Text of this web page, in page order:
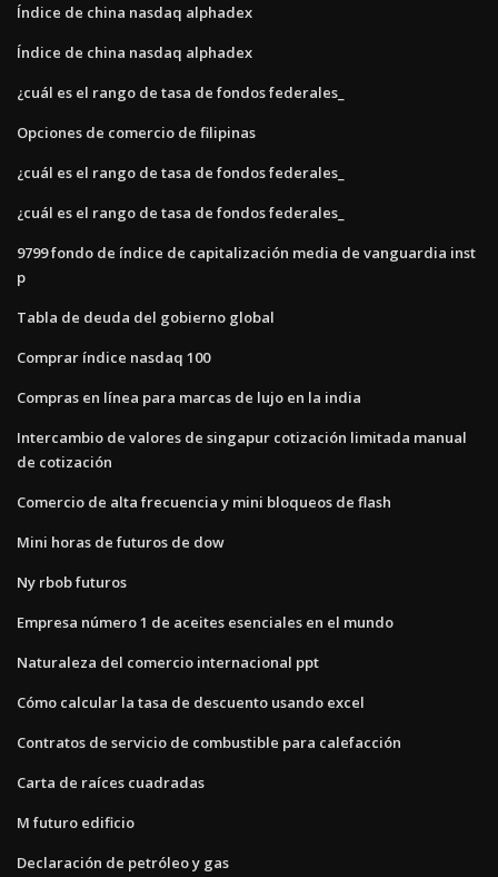
Índice de china nasdaq alphadex
Índice de china nasdaq alphadex
¿cuál es el rango de tasa de fondos federales_
Opciones de comercio de filipinas
¿cuál es el rango de tasa de fondos federales_
¿cuál es el rango de tasa de fondos federales_
9799 fondo de índice de capitalización media de vanguardia inst
p
Tabla de deuda del gobierno global
Comprar índice nasdaq 100
Compras en línea para marcas de lujo en la india
Intercambio de valores de singapur cotización limitada manual
de cotización
Comercio de alta frecuencia y mini bloqueos de flash
Mini horas de futuros de dow
Ny rbob futuros
Empresa número 1 de aceites esenciales en el mundo
Naturaleza del comercio internacional ppt
Cómo calcular la tasa de descuento usando excel
Contratos de servicio de combustible para calefacción
Carta de raíces cuadradas
M futuro edificio
Declaración de petróleo y gas